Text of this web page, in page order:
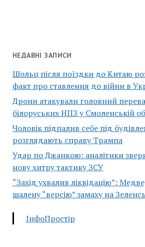
НЕДАВНІ ЗАПИСИ
Шольц після поїздки до Китаю
факт про ставлення до війни в
Дрони атакували головний
білоруських НПЗ у Смоленській
Чоловік підпалив себе під
розглядають справу Трампа
Удар по Джанкою: аналітики
нову хитру тактику ЗСУ
“Захід ухвалив ліквідацію”:
шалену “версію” замаху на
ІнфоПростір